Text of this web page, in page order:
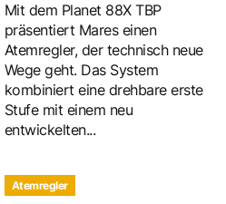
Mit dem Planet 88X TBP
präsentiert Mares einen
Atemregler, der technisch neue
Wege geht. Das System
kombiniert eine drehbare erste
Stufe mit einem neu
entwickelten...
Atemregler